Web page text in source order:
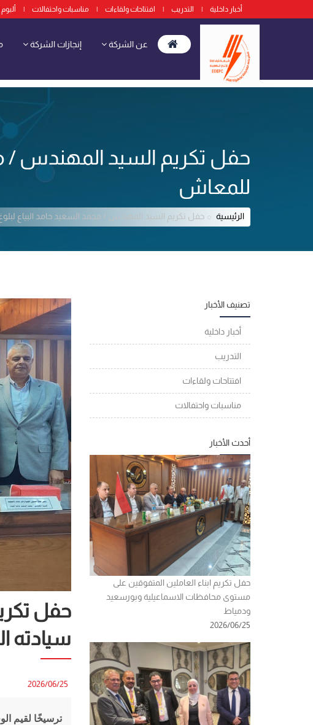
أخبار داخلية | التدريب | افتتاحات ولقاءات | مناسبات واحتفالات |
عن الشركة إنجازات الشركة
حفل تكريم السيد المهندس /
للمعاش
الرئيسية حفل تكريم السيد المهندس / محمد السعيد حامد البياع
تصنيف الأخبار
أخبار داخلية
التدريب
افتتاحات ولقاءات
مناسبات واحتفالات
أحدث الأخبار
حفل تكريم ابناء العاملين المتفوقين على
مستوى محافظات الاسماعيلية وبورسعيد
ودمياط
2026/06/25
حفل
سيادته
2026/06/25
ترسيخًا لقيم